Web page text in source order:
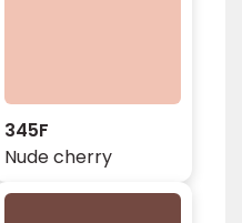
345F
Nude cherry